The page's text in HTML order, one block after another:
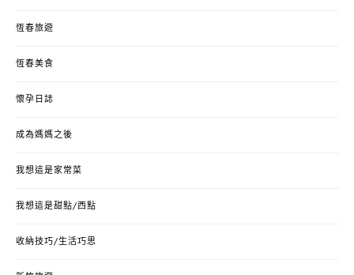
恆春旅遊
恆春美食
懷孕日誌
成為媽媽之後
我想這是家常菜
我想這是甜點/西點
收納技巧/生活巧思